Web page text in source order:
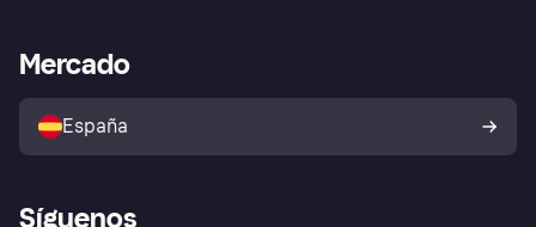
Directorio de tiendas
Política de protección al
comprador de Klarna
Reclamaciones
Acceso empresas
Mercado
España
Síguenos